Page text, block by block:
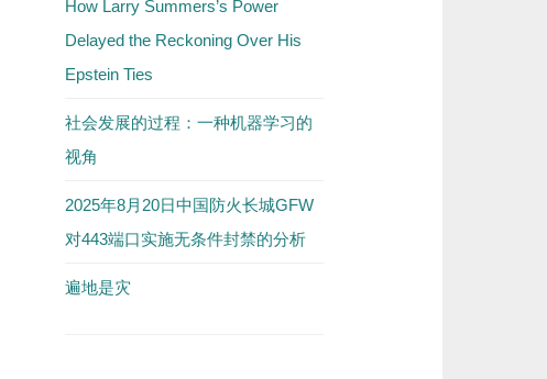
How Larry Summers’s Power
Delayed the Reckoning Over His
Epstein Ties
社会发展的过程：一种机器学习的
视角
2025年8月20日中国防火长城GFW
对443端口实施无条件封禁的分析
遍地是灾